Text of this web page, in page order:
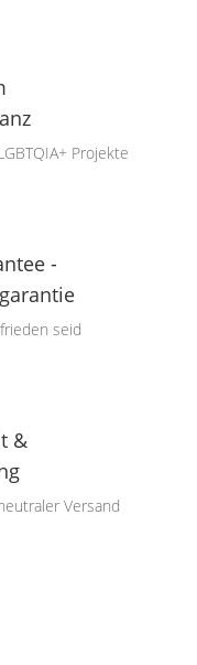
Projekte
-
seid
&
Versand